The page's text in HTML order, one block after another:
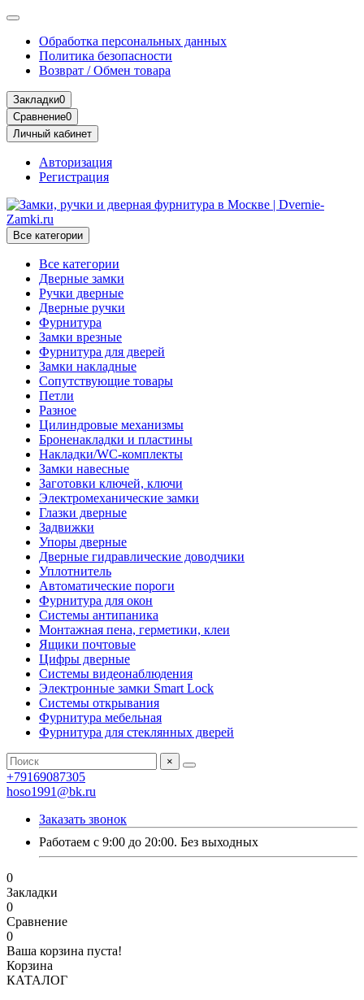
Обработка персональных данных
Политика безопасности
Возврат / Обмен товара
Закладки0
Сравнение0
Личный кабинет
Авторизация
Регистрация
Все категории
Все категории
Дверные замки
Ручки дверные
Дверные ручки
Фурнитура
Замки врезные
Фурнитура для дверей
Замки накладные
Сопутствующие товары
Петли
Разное
Цилиндровые механизмы
Броненакладки и пластины
Накладки/WC-комплекты
Замки навесные
Заготовки ключей, ключи
Электромеханические замки
Глазки дверные
Задвижки
Упоры дверные
Дверные гидравлические доводчики
Уплотнитель
Автоматические пороги
Фурнитура для окон
Системы антипаника
Монтажная пена, герметики, клеи
Ящики почтовые
Цифры дверные
Системы видеонаблюдения
Электронные замки Smart Lock
Системы открывания
Фурнитура мебельная
Фурнитура для стеклянных дверей
×
+79169087305
hoso1991@bk.ru
Заказать звонок
Работаем с 9:00 до 20:00. Без выходных
0
Закладки
0
Сравнение
0
Ваша корзина пуста!
Корзина
КАТАЛОГ